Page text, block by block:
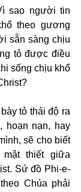
sao người tin
theo gương
sẵn sàng chịu
tỏ được điều
sống chịu khổ
tỏ thái độ ra
hoạn nạn, hay
sẽ cho biết
thiết giữa
Sứ đồ Phi-e-
Chúa phải